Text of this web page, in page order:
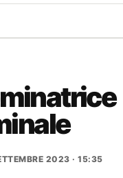
2023 · 15:35